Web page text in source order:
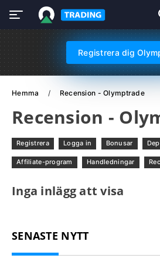
Registrera dig
Hemma Recension - Olymptrade
Recension -
Registrera Logga in Bonusar
Affiliate-program Handledningar
Inga inlägg att visa
SENASTE NYTT